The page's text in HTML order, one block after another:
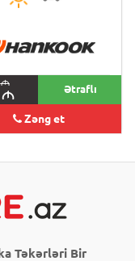
M
M Ətraflı
Zəng et
Təkərləri Bir